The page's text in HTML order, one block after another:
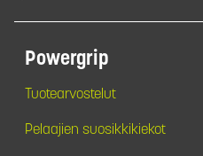
Powergrip
Tuotearvostelut
Pelaajien suosikkikiekot